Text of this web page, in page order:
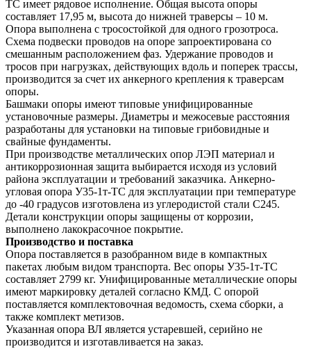
ТС имеет рядовое исполнение. Общая высота опоры
составляет 17,95 м, высота до нижней траверсы – 10 м.
Опора выполнена с тросостойкой для одного грозотроса.
Схема подвески проводов на опоре запроектирована со
смешанным расположением фаз. Удержание проводов и
тросов при нагрузках, действующих вдоль и поперек трассы,
производится за счет их анкерного крепления к траверсам
опоры.
Башмаки опоры имеют типовые унифицированные
установочные размеры. Диаметры и межосевые расстояния
разработаны для установки на типовые грибовидные и
свайные фундаменты.
При производстве металлических опор ЛЭП материал и
антикоррозионная защита выбирается исходя из условий
района эксплуатации и требований заказчика. Анкерно-
угловая опора У35-1т-ТС для эксплуатации при температуре
до -40 градусов изготовлена из углеродистой стали С245.
Детали конструкции опоры защищены от коррозии,
выполнено лакокрасочное покрытие.
Производство и поставка
Опора поставляется в разобранном виде в компактных
пакетах любым видом транспорта. Вес опоры У35-1т-ТС
составляет 2799 кг. Унифицированные металлические опоры
имеют маркировку деталей согласно КМД. С опорой
поставляется комплектовочная ведомость, схема сборки, а
также комплект метизов.
Указанная опора ВЛ является устаревшей, серийно не
производится и изготавливается на заказ.